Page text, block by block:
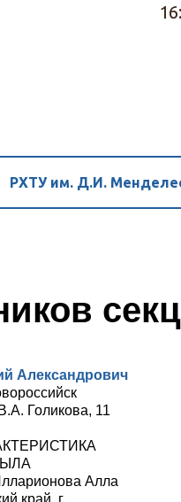
РХТУ им. Д.И.
Александрович
Голикова, 11
Алла
край, г.